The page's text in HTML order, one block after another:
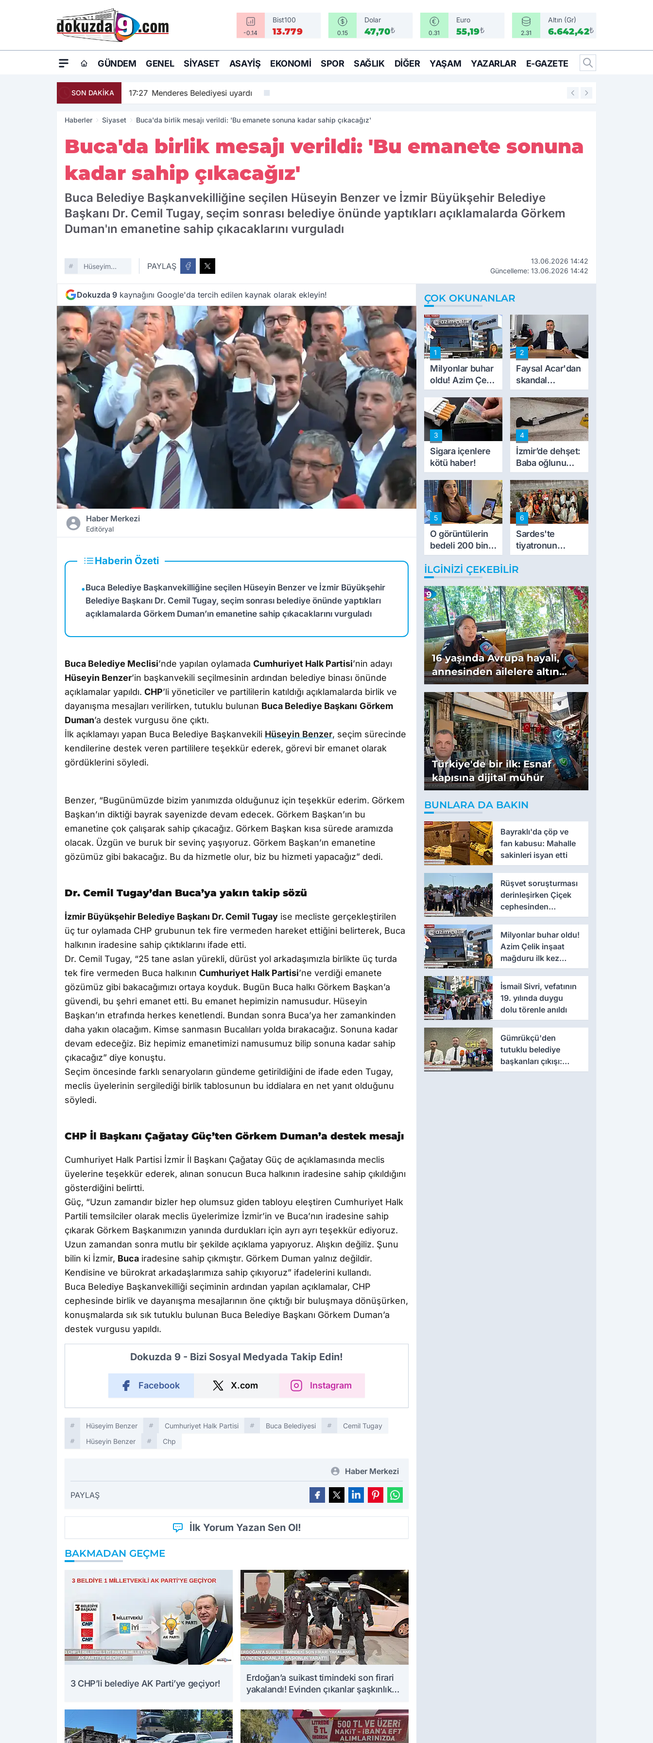
-0.14
Bist100
13.779 0.15
Dolar
47,70₺ 0.31
Euro
55,19₺ 2.31
Altın (Gr)
6.642,42₺
GÜNDEM GENEL SIYASET ASAYIŞ EKONOMI SPOR SAĞLIK DIĞER YAŞAM YAZARLAR E-GAZETE
SON DAKİKA 17:27 Menderes Belediyesi uyardı 17:17 Türkiye, Suudi
Haberler Siyaset Buca'da birlik mesajı verildi: 'Bu emanete sonuna kadar sahip çıkacağız'
Buca'da birlik mesajı verildi: 'Bu emanete sonuna
kadar sahip çıkacağız'
Buca Belediye Başkanvekilliğine seçilen Hüseyin Benzer ve İzmir Büyükşehir Belediye
Başkanı Dr. Cemil Tugay, seçim sonrası belediye önünde yaptıkları açıklamalarda Görkem
Duman'ın emanetine sahip çıkacaklarını vurguladı
Hüseyim
PAYLAŞ
13.06.2026 14:42
Güncelleme: 13.06.2026 14:42
Dokuzda 9 kaynağını Google'da tercih edilen kaynak olarak ekleyin!
Haber Merkezi
Editöryal
Haberin Özeti
•Buca Belediye Başkanvekilliğine seçilen Hüseyin Benzer ve İzmir Büyükşehir
Belediye Başkanı Dr. Cemil Tugay, seçim sonrası belediye önünde yaptıkları
açıklamalarda Görkem Duman’ın emanetine sahip çıkacaklarını vurguladı
Buca Belediye Meclisi’nde yapılan oylamada Cumhuriyet Halk Partisi’nin adayı
Hüseyin Benzer’in başkanvekili seçilmesinin ardından belediye binası önünde
açıklamalar yapıldı. CHP’li yöneticiler ve partililerin katıldığı açıklamalarda birlik ve
dayanışma mesajları verilirken, tutuklu bulunan Buca Belediye Başkanı Görkem
Duman’a destek vurgusu öne çıktı.
İlk açıklamayı yapan Buca Belediye Başkanvekili Hüseyin Benzer, seçim sürecinde
kendilerine destek veren partililere teşekkür ederek, görevi bir emanet olarak
gördüklerini söyledi.
Benzer, “Bugünümüzde bizim yanımızda olduğunuz için teşekkür ederim. Görkem
Başkan’ın diktiği bayrak sayenizde devam edecek. Görkem Başkan’ın bu
emanetine çok çalışarak sahip çıkacağız. Görkem Başkan kısa sürede aramızda
olacak. Üzgün ve buruk bir sevinç yaşıyoruz. Görkem Başkan’ın emanetine
gözümüz gibi bakacağız. Bu da hizmetle olur, biz bu hizmeti yapacağız” dedi.
Dr. Cemil Tugay’dan Buca’ya yakın takip sözü
İzmir Büyükşehir Belediye Başkanı Dr. Cemil Tugay ise mecliste gerçekleştirilen
üç tur oylamada CHP grubunun tek fire vermeden hareket ettiğini belirterek, Buca
halkının iradesine sahip çıktıklarını ifade etti.
Dr. Cemil Tugay, “25 tane aslan yürekli, dürüst yol arkadaşımızla birlikte üç turda
tek fire vermeden Buca halkının Cumhuriyet Halk Partisi’ne verdiği emanete
gözümüz gibi bakacağımızı ortaya koyduk. Bugün Buca halkı Görkem Başkan’a
güvendi, bu şehri emanet etti. Bu emanet hepimizin namusudur. Hüseyin
Başkan’ın etrafında herkes kenetlendi. Bundan sonra Buca’ya her zamankinden
daha yakın olacağım. Kimse sanmasın Bucalıları yolda bırakacağız. Sonuna kadar
devam edeceğiz. Biz hepimiz emanetimizi namusumuz bilip sonuna kadar sahip
çıkacağız” diye konuştu.
Seçim öncesinde farklı senaryoların gündeme getirildiğini de ifade eden Tugay,
meclis üyelerinin sergilediği birlik tablosunun bu iddialara en net yanıt olduğunu
söyledi.
CHP İl Başkanı Çağatay Güç’ten Görkem Duman’a destek mesajı
Cumhuriyet Halk Partisi İzmir İl Başkanı Çağatay Güç de açıklamasında meclis
üyelerine teşekkür ederek, alınan sonucun Buca halkının iradesine sahip çıkıldığını
gösterdiğini belirtti.
Güç, “Uzun zamandır bizler hep olumsuz giden tabloyu eleştiren Cumhuriyet Halk
Partili temsilciler olarak meclis üyelerimize İzmir’in ve Buca’nın iradesine sahip
çıkarak Görkem Başkanımızın yanında durdukları için ayrı ayrı teşekkür ediyoruz.
Uzun zamandan sonra mutlu bir şekilde açıklama yapıyoruz. Alışkın değiliz. Şunu
bilin ki İzmir, Buca iradesine sahip çıkmıştır. Görkem Duman yalnız değildir.
Kendisine ve bürokrat arkadaşlarımıza sahip çıkıyoruz” ifadelerini kullandı.
Buca Belediye Başkanvekilliği seçiminin ardından yapılan açıklamalar, CHP
cephesinde birlik ve dayanışma mesajlarının öne çıktığı bir buluşmaya dönüşürken,
konuşmalarda sık sık tutuklu bulunan Buca Belediye Başkanı Görkem Duman’a
destek vurgusu yapıldı.
Dokuzda 9 - Bizi Sosyal Medyada Takip Edin!
Facebook X.com Instagram
Hüseyim Benzer Cumhuriyet Halk Partisi Buca Belediyesi
Cemil Tugay
Hüseyin Benzer
Chp
Haber Merkezi
PAYLAŞ
İlk Yorum Yazan Sen Ol!
BAKMADAN GEÇME
3 CHP’li belediye AK Parti’ye geçiyor!
Erdoğan’a suikast timindeki son firari
yakalandı! Evinden çıkanlar şaşkınlık
ÇOK OKUNANLAR
1
Milyonlar buhar
oldu! Azim Çelik
inşaat mağduru
ilk kez konuştu
2
Faysal Acar'dan
skandal
açıklamalar:
'Haluk Levent
peynircilerimizi
de kıskaca aldı,
müdahale ettik'
3
Sigara içenlere
kötü haber!
4
İzmir’de dehşet:
Baba oğlunu
vurdu
5
O görüntülerin
bedeli 200 bin
TL
6
Sardes'te
tiyatronun
imece ruhu
binlerce yıllık
İLGINIZI ÇEKEBILIR
16 yaşında Avrupa hayali,
annesinden ailelere altın
tavsiyeler
Türkiye'de bir ilk: Esnaf
kapısına dijital mühür
BUNLARA DA BAKIN
Bayraklı'da çöp ve
fan kabusu: Mahalle
sakinleri isyan etti
Rüşvet soruşturması
derinleşirken Çiçek
cephesinden
'montaj' savunması
Milyonlar buhar oldu!
Azim Çelik inşaat
mağduru ilk kez
konuştu
İsmail Sivri, vefatının
19. yılında duygu
dolu törenle anıldı
Gümrükçü'den
tutuklu belediye
başkanları çıkışı:
'Yıllarca iddianame